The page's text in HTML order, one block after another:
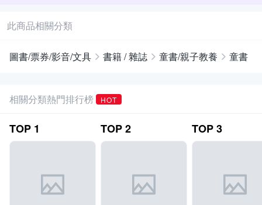
此商品相關分類
圖書/票券/影音/文具 書籍 / 雜誌 童書/親子教養 童書
相關分類熱門排行榜 HOT
TOP 1 TOP2 TOP3